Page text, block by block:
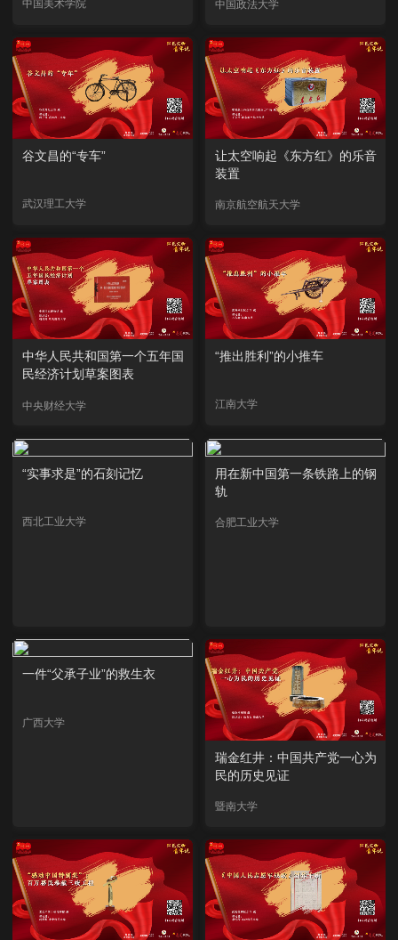
中国美术学院 中国政法大学
谷文昌的“专车”
武汉理工大学
让太空响起《东方红》的乐音
装置
南京航空航天大学
中华人民共和国第一个五年国
民经济计划草案图表
中央财经大学
“推出胜利”的小推车
江南大学
“实事求是”的石刻记忆
西北工业大学
用在新中国第一条铁路上的钢
轨
合肥工业大学
一件“父承子业”的救生衣
广西大学
瑞金红井：中国共产党一心为
民的历史见证
暨南大学